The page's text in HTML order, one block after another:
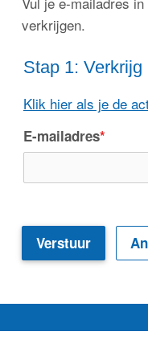
verkrijgen.
Stap 1:
Klik hier als je de
E-mailadres*
Verstuur